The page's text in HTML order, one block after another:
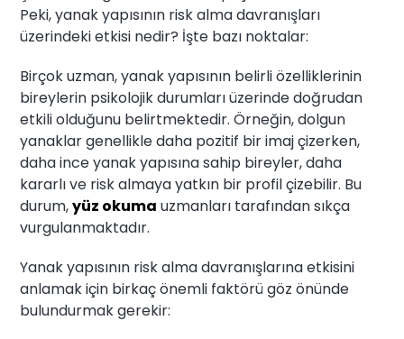
Peki, yanak yapısının risk alma davranışları
üzerindeki etkisi nedir? İşte bazı noktalar:
Birçok uzman, yanak yapısının belirli özelliklerinin
bireylerin psikolojik durumları üzerinde doğrudan
etkili olduğunu belirtmektedir. Örneğin, dolgun
yanaklar genellikle daha pozitif bir imaj çizerken,
daha ince yanak yapısına sahip bireyler, daha
kararlı ve risk almaya yatkın bir profil çizebilir. Bu
durum,yüz okuma uzmanları tarafından sıkça
vurgulanmaktadır.
Yanak yapısının risk alma davranışlarına etkisini
anlamak için birkaç önemli faktörü göz önünde
bulundurmak gerekir: